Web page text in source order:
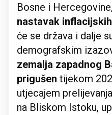
Bosne i
nastavak
će se država i dalje
demografskim
zemalja zapadnog
prigušen tijekom
utjecajem
na Bliskom Istoku,